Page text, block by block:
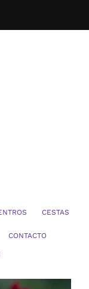
CESTAS
CONTACTO